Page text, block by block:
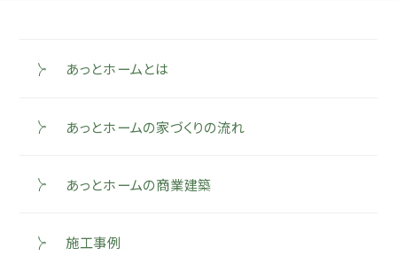
あっとホームとは
あっとホームの家づくりの流れ
あっとホームの商業建築
施工事例